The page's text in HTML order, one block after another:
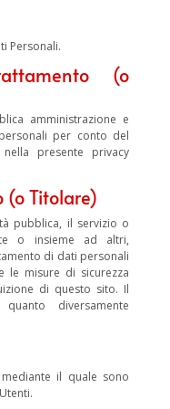
Personali.
(o
amministrazione e
per conto del
presente privacy
Titolare)
pubblica, il servizio o
o insieme ad altri,
di dati personali
le misure di sicurezza
di questo sito. Il
diversamente
il quale sono